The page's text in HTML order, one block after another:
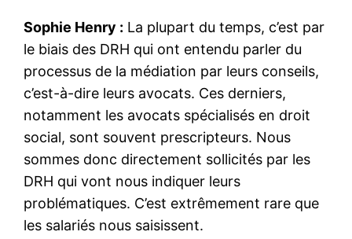
Sophie Henry : La plupart du temps, c’est par
le biais des DRH qui ont entendu parler du
processus de la médiation par leurs conseils,
c’est-à-dire leurs avocats. Ces derniers,
notamment les avocats spécialisés en droit
social, sont souvent prescripteurs. Nous
sommes donc directement sollicités par les
DRH qui vont nous indiquer leurs
problématiques. C’est extrêmement rare que
les salariés nous saisissent.